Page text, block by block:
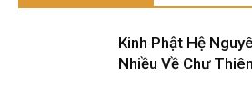
Kinh Phật Hệ
Nhiều Về Chư Thiên